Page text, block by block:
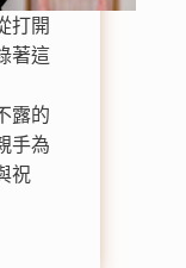
打開
著這
露的
手為
祝